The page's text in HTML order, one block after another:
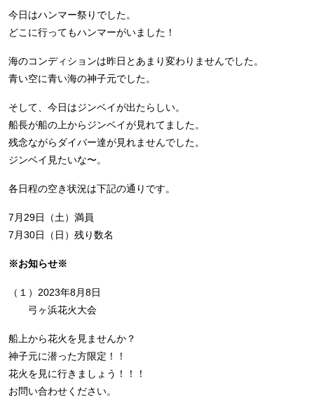
今日はハンマー祭りでした。
どこに行ってもハンマーがいました！
海のコンディションは昨日とあまり変わりませんでした。
青い空に青い海の神子元でした。
そして、今日はジンベイが出たらしい。
船長が船の上からジンベイが見れてました。
残念ながらダイバー達が見れませんでした。
ジンベイ見たいな〜。
各日程の空き状況は下記の通りです。
7月29日（土）満員
7月30日（日）残り数名
※お知らせ※
（１）2023年8月8日
弓ヶ浜花火大会
船上から花火を見ませんか？
神子元に潜った方限定！！
花火を見に行きましょう！！！
お問い合わせください。